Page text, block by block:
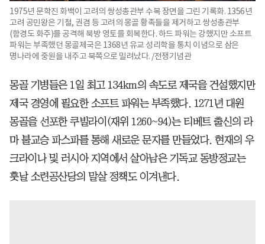
1975년 문학진 화백이 고려의 쌍성총관부 수복 장면을 그린 기록화. 1356년
고려 공민왕은 기철, 권겸 등 고려의 몽골 황족들을 제거하고 쌍성총관부
(함경도 화주)를 공격해 북방 영토를 회복한다. 하드 파워는 강했지만 소프트
파워는 부족했던 몽골제국은 1368년 유교 성리학을 통치 이념으로 삼은
명나라에 중원을 내주고 북쪽으로 밀려났다. /전쟁기념관
몽골 기병들은 1일 최고 134km의 속도로 제국을 건설했지만
제국 경영에 필요한 소프트 파워는 부족했다. 1271년 대원
몽골을 선포한 쿠빌라이(재위 1260~94)는 티베트 출신의 라
마 불교승 파스파를 통해 새로운 문자를 만들었다. 현재의 우
크라이나 및 러시아 지역에서 살아남은 기독교 동방정교는
훗날 소련공산당의 말살 정책도 이겨낸다.